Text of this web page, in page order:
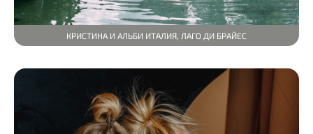
КРИСТИНА И АЛЬБИ ИТАЛИЯ, ЛАГО ДИ БРАЙЕС